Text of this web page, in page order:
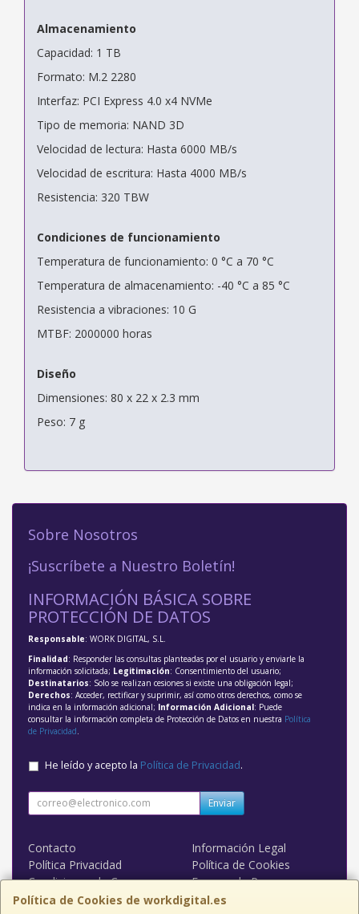
Almacenamiento
Capacidad: 1 TB
Formato: M.2 2280
Interfaz: PCI Express 4.0 x4 NVMe
Tipo de memoria: NAND 3D
Velocidad de lectura: Hasta 6000 MB/s
Velocidad de escritura: Hasta 4000 MB/s
Resistencia: 320 TBW
Condiciones de funcionamiento
Temperatura de funcionamiento: 0 °C a 70 °C
Temperatura de almacenamiento: -40 °C a 85 °C
Resistencia a vibraciones: 10 G
MTBF: 2000000 horas
Diseño
Dimensiones: 80 x 22 x 2.3 mm
Peso: 7 g
Política de Cookies de workdigital.es
Sobre Nosotros
¡Suscríbete a Nuestro Boletín!
INFORMACIÓN BÁSICA SOBRE
PROTECCIÓN DE DATOS
Responsable: WORK DIGITAL, S.L.
Finalidad: Responder las consultas planteadas por el usuario y enviarle la
información solicitada; Legitimación: Consentimiento del usuario;
Destinatarios: Solo se realizan cesiones si existe una obligación legal;
Derechos: Acceder, rectificar y suprimir, así como otros derechos, como se
indica en la información adicional; Información Adicional: Puede
consultar la información completa de Protección de Datos en nuestra Política
de Privacidad
He leído y acepto la Política de Privacidad.
Enviar
Contacto
Información Legal
Política Privacidad
Política de Cookies
Condiciones de Compra
Formas de Pago
WORK DIGITAL